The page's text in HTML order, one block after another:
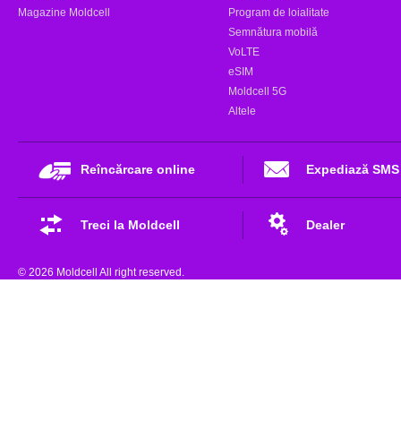
Magazine Moldcell
Program de loialitate
Semnătura mobilă
VoLTE
eSIM
Moldcell 5G
Altele
Reîncărcare online Expediază SMS
Treci la Moldcell Dealer
© 2026 Moldcell All right reserved.